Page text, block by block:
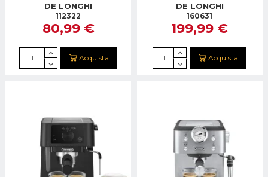
CAFFE'NERA
DE LONGHI
112322
80,99 €
Acquista
NESPRESSO
LATTISSIMA BIANCA
DE LONGHI
160631
199,99 €
Acquista